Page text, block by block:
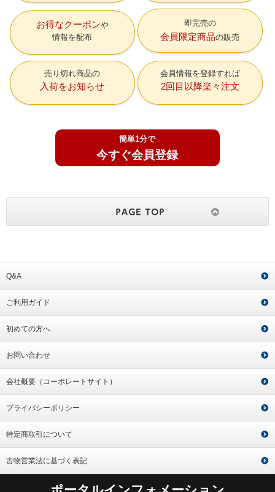
お得なクーポン
情報を配布
即完売の
会員限定商品の販売
売り切れ商品の
入荷をお知らせ
会員情報を登録すれば
2回目以降楽々注文
簡単1分で
今すぐ会員登録
Q&A
ご利用ガイド
初めての方へ
お問い合わせ
会社概要（コーポレートサイト）
プライバシーポリシー
特定商取引について
古物営業法に基づく表記